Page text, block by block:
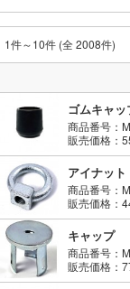
1件～10件 (全 2008件)
ゴムキャッ
商品番号：
販売価格：
アイナット
商品番号：
販売価格：
キャップ
商品番号：
販売価格：